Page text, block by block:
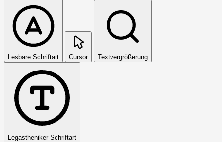
Lesbare Schriftart Cursor Textvergrößerung
Legastheniker-Schriftart